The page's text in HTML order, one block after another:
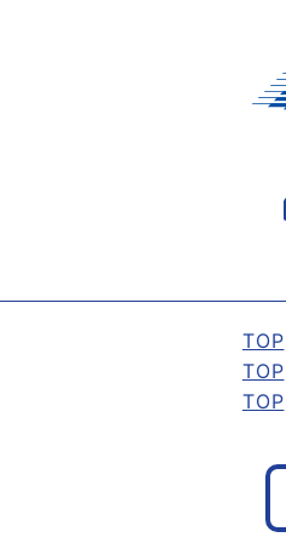
TOP
TOP
TOP